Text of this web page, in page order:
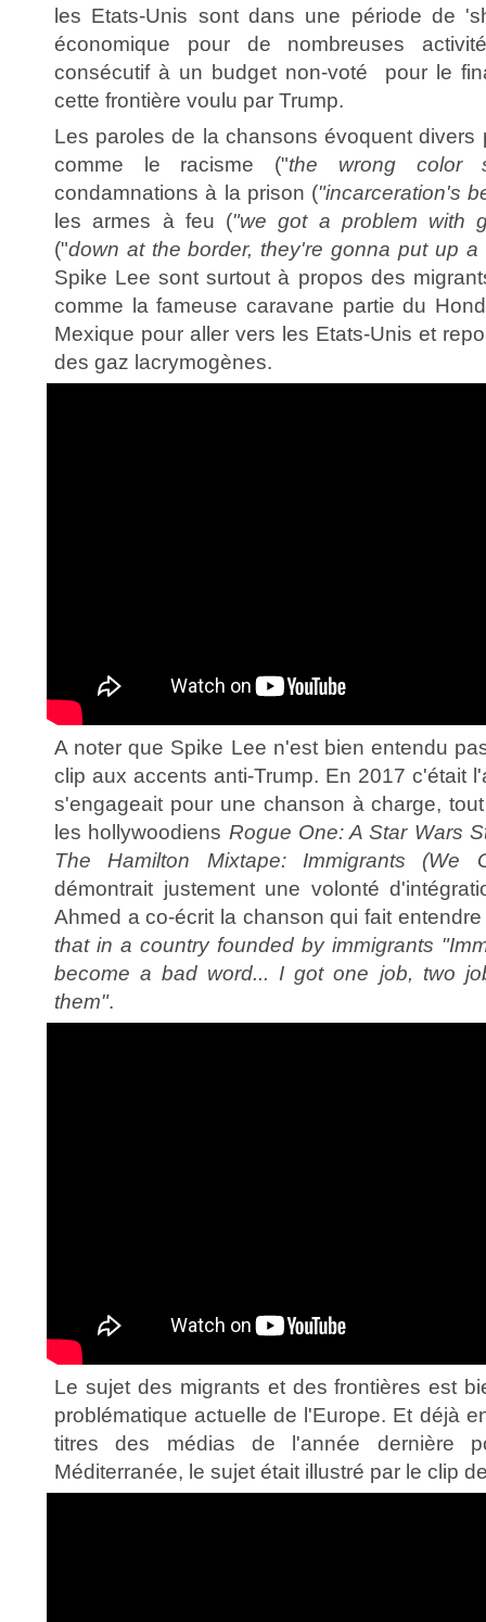
les Etats-Unis sont dans une période de
économique pour de nombreuses
consécutif à un budget non-voté pour le
cette frontière voulu par Trump.
Les paroles de la chansons évoquent divers
comme le racisme ("the wrong color
condamnations à la prison ("incarceration's
les armes à feu ("we got a problem with
("down at the border, they're gonna put up a
Spike Lee sont surtout à propos des
comme la fameuse caravane partie du
Mexique pour aller vers les Etats-Unis et
des gaz lacrymogènes.
A noter que Spike Lee n'est bien entendu
clip aux accents anti-Trump. En 2017 c'était
s'engageait pour une chanson à charge,
les hollywoodiens Rogue One: A Star Wars
The Hamilton Mixtape: Immigrants (We
démontrait justement une volonté
Ahmed a co-écrit la chanson qui fait entendre
that in a country founded by immigrants
become a bad word... I got one job, two
them".
Le sujet des migrants et des frontières est
problématique actuelle de l'Europe. Et déjà
titres des médias de l'année dernière
Méditerranée, le sujet était illustré par le clip